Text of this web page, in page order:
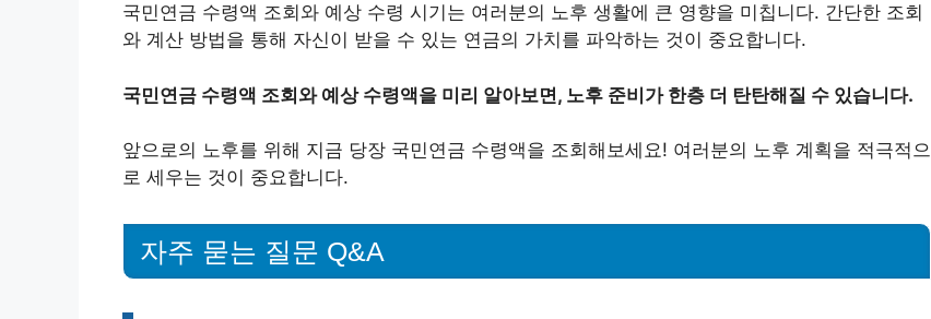
국민연금 수령액 조회와 예상 수령 시기는 여러분의 노후 생활에 큰 영향을 미칩니다. 간단한 조회
와 계산 방법을 통해 자신이 받을 수 있는 연금의 가치를 파악하는 것이 중요합니다.
국민연금 수령액 조회와 예상 수령액을 미리 알아보면, 노후 준비가 한층 더 탄탄해질 수 있습니다.
앞으로의 노후를 위해 지금 당장 국민연금 수령액을 조회해보세요! 여러분의 노후 계획을 적극적으
로 세우는 것이 중요합니다.
자주 묻는 질문 Q&A